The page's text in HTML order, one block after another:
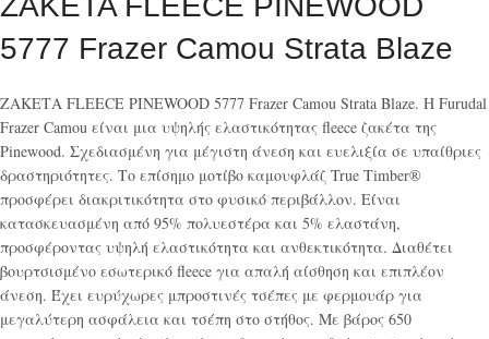
5777 Frazer Camou Strata Blaze
ΖΑΚΕΤΑ FLEECE PINEWOOD 5777 Frazer Camou Strata Blaze. Η Furudal
Frazer Camou είναι μια υψηλής ελαστικότητας fleece ζακέτα της
Pinewood. Σχεδιασμένη για μέγιστη άνεση και ευελιξία σε υπαίθριες
δραστηριότητες. Το επίσημο μοτίβο καμουφλάζ True Timber®
προσφέρει διακριτικότητα στο φυσικό περιβάλλον. Είναι
κατασκευασμένη από 95% πολυεστέρα και 5% ελαστάνη,
προσφέροντας υψηλή ελαστικότητα και ανθεκτικότητα. Διαθέτει
βουρτσισμένο εσωτερικό fleece για απαλή αίσθηση και επιπλέον
άνεση. Έχει ευρύχωρες μπροστινές τσέπες με φερμουάρ για
μεγαλύτερη ασφάλεια και τσέπη στο στήθος. Με βάρος 650